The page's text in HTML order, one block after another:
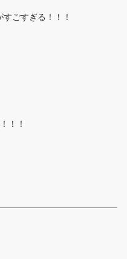
ごすぎる！！！
！！